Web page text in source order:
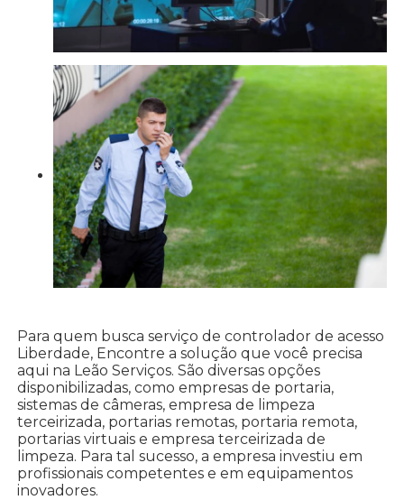
Para quem busca serviço de controlador de acesso
Liberdade, Encontre a solução que você precisa
aqui na Leão Serviços. São diversas opções
disponibilizadas, como empresas de portaria,
sistemas de câmeras, empresa de limpeza
terceirizada, portarias remotas, portaria remota,
portarias virtuais e empresa terceirizada de
limpeza. Para tal sucesso, a empresa investiu em
profissionais competentes e em equipamentos
inovadores.